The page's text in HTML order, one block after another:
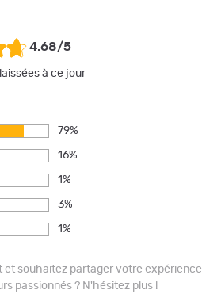
4.68/5
à ce jour
79%
16%
1%
3%
1%
et souhaitez partager votre expérience
passionnés ? N'hésitez plus !